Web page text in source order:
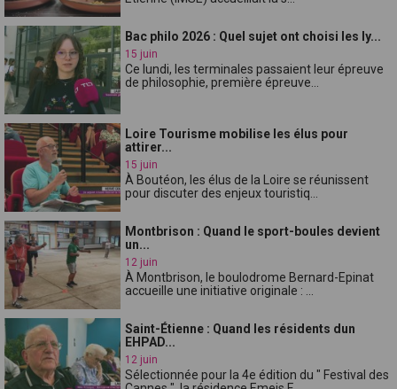
Bac philo 2026 : Quel sujet ont choisi les ly...
15 juin
Ce lundi, les terminales passaient leur épreuve
de philosophie, première épreuve...
Loire Tourisme mobilise les élus pour
attirer...
15 juin
À Boutéon, les élus de la Loire se réunissent
pour discuter des enjeux touristiq...
Montbrison : Quand le sport-boules devient
un...
12 juin
À Montbrison, le boulodrome Bernard-Epinat
accueille une initiative originale : ...
Saint-Étienne : Quand les résidents dun
EHPAD...
12 juin
Sélectionnée pour la 4e édition du " Festival des